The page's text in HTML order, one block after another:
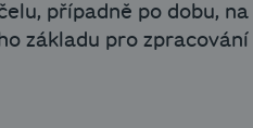
případně po dobu,
základu pro